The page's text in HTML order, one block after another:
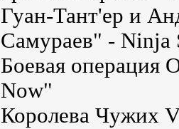
Гуан-Тант'ер и
Самураев" - Ninja
Боевая операция
Now"
Королева Чужих